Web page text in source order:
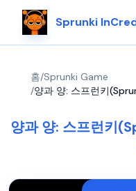
Sprunki
홈/Sprunki Game
/양과 양: 스프런키
양과 양: 스프런키